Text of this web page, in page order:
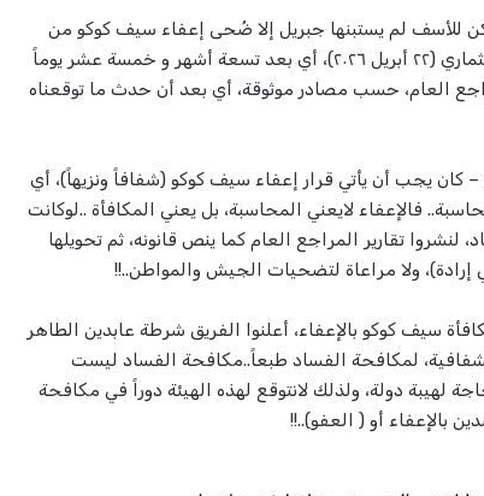
للأسف لم يستبنها جبريل إلا ضُحى إعفاء سيف كوكو من
منصب المفوض العام للجهاز الإستثماري (٢٢ أبريل ٢٠٢٦)، أي بعد تسعة أشهر و خمسة عشر يوماً
العام، حسب مصادر موثوقة، أي بعد أن حدث ما توقعناه
كان يجب أن يأتي قرار إعفاء سيف كوكو (شفافاً ونزيهاً)، أي
فالإعفاء لايعني المحاسبة، بل يعني المكافأة ..لوكانت
تقارير المراجع العام كما ينص قانونه، ثم تحويلها
إرادة)، ولا مراعاة لتضحيات الجيش والمواطن..!!
سيف كوكو بالإعفاء، أعلنوا الفريق شرطة عابدين الطاهر
لمكافحة الفساد طبعاً..مكافحة الفساد ليست
لهيبة دولة، ولذلك لانتوقع لهذه الهيئة دوراً في مكافحة
بالإعفاء أو ( العفو)..!!د. ياسر محجوب الحسين : إتفاقات عسكرية